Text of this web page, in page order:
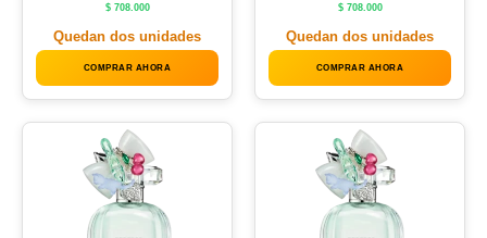
$708.000
Quedan dos unidades
COMPRAR AHORA
$708.000
Quedan dos unidades
COMPRAR AHORA